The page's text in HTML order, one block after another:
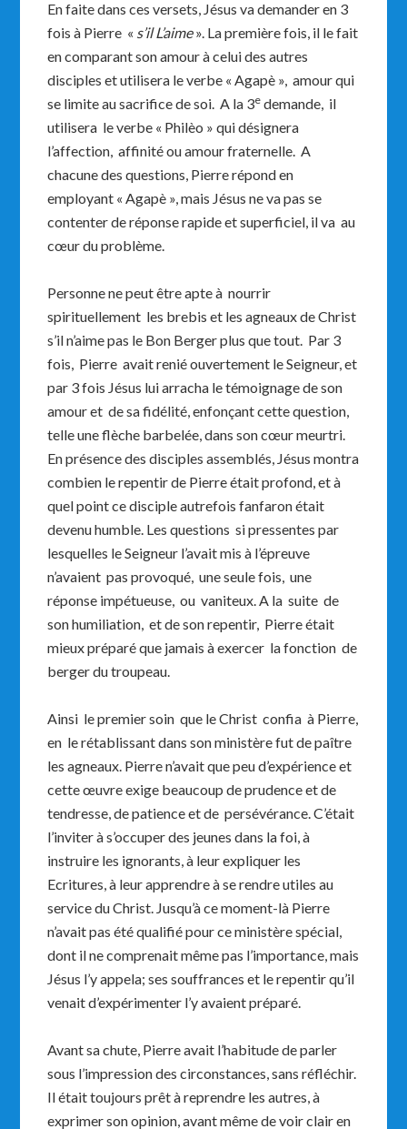
En faite dans ces versets, Jésus va demander en 3
fois à Pierre « s’il L’aime». La première fois, il le fait
en comparant son amour à celui des autres
disciples et utilisera le verbe « Agapè », amour qui
se limite au sacrifice de soi. A la 3e demande, il
utilisera le verbe « Philèo » qui désignera
l’affection, affinité ou amour fraternelle. A
chacune des questions, Pierre répond en
employant « Agapè », mais Jésus ne va pas se
contenter de réponse rapide et superficiel, il va au
cœur du problème.
Personne ne peut être apte à nourrir
spirituellement les brebis et les agneaux de Christ
s’il n’aime pas le Bon Berger plus que tout. Par 3
fois, Pierre avait renié ouvertement le Seigneur, et
par 3 fois Jésus lui arracha le témoignage de son
amour et de sa fidélité, enfonçant cette question,
telle une flèche barbelée, dans son cœur meurtri.
En présence des disciples assemblés, Jésus montra
combien le repentir de Pierre était profond, et à
quel point ce disciple autrefois fanfaron était
devenu humble. Les questions si pressentes par
lesquelles le Seigneur l’avait mis à l’épreuve
n’avaient pas provoqué, une seule fois, une
réponse impétueuse, ou vaniteux. A la suite de
son humiliation, et de son repentir, Pierre était
mieux préparé que jamais à exercer la fonction de
berger du troupeau.
Ainsi le premier soin que le Christ confia à Pierre,
en le rétablissant dans son ministère fut de paître
les agneaux. Pierre n’avait que peu d’expérience et
cette œuvre exige beaucoup de prudence et de
tendresse, de patience et de persévérance. C’était
l’inviter à s’occuper des jeunes dans la foi, à
instruire les ignorants, à leur expliquer les
Ecritures, à leur apprendre à se rendre utiles au
service du Christ. Jusqu’à ce moment-là Pierre
n’avait pas été qualifié pour ce ministère spécial,
dont il ne comprenait même pas l’importance, mais
Jésus l’y appela; ses souffrances et le repentir qu’il
venait d’expérimenter l’y avaient préparé.
Avant sa chute, Pierre avait l’habitude de parler
sous l’impression des circonstances, sans réfléchir.
Il était toujours prêt à reprendre les autres, à
exprimer son opinion, avant même de voir clair en